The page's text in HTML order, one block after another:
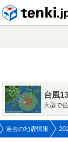
台風
大型で
過去の地震情報